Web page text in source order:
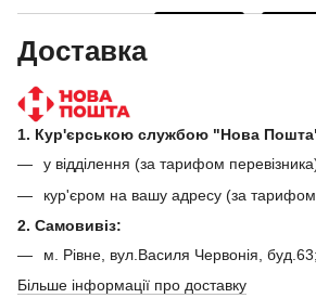
Доставка
1. Кур'єрською службою "Нова
у відділення (за тарифом
кур'єром на вашу адресу (за тарифом
2. Самовивіз:
м. Рівне, вул.Василя Червонія, буд.63;
Більше інформації про доставку